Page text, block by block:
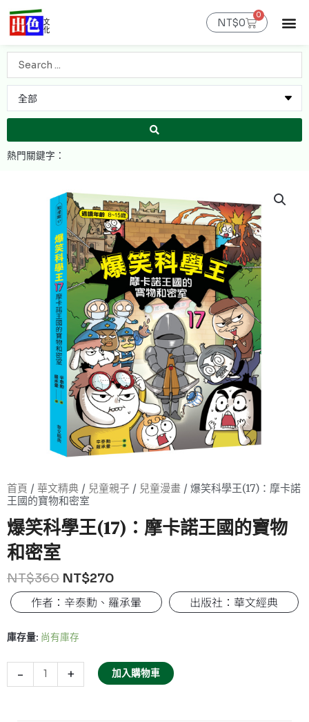
要
容
NT$0
0
購
物
Search
首頁 / 華文精典 / 兒童親子 / 兒童漫畫 / 爆笑科學王(17)：摩卡諾
王國的寶物和密室
爆笑科學王(17)：摩卡諾王國的寶物
和密室
NT$360 NT$270
作者：辛泰勳、羅承暈 出版社：華文經典
庫存量: 尚有庫存
-
笑
王
+ 加入購物車